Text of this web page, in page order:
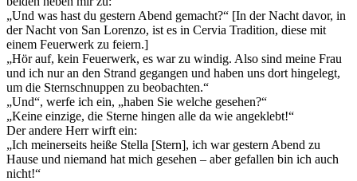
„Und was hast du gestern Abend gemacht?“ [In der Nacht davor, in
der Nacht von San Lorenzo, ist es in Cervia Tradition, diese mit
einem Feuerwerk zu feiern.]
„Hör auf, kein Feuerwerk, es war zu windig. Also sind meine Frau
und ich nur an den Strand gegangen und haben uns dort hingelegt,
um die Sternschnuppen zu beobachten.“
„Und“, werfe ich ein, „haben Sie welche gesehen?“
„Keine einzige, die Sterne hingen alle da wie angeklebt!“
Der andere Herr wirft ein:
„Ich meinerseits heiße Stella [Stern], ich war gestern Abend zu
Hause und niemand hat mich gesehen – aber gefallen bin ich auch
nicht!“